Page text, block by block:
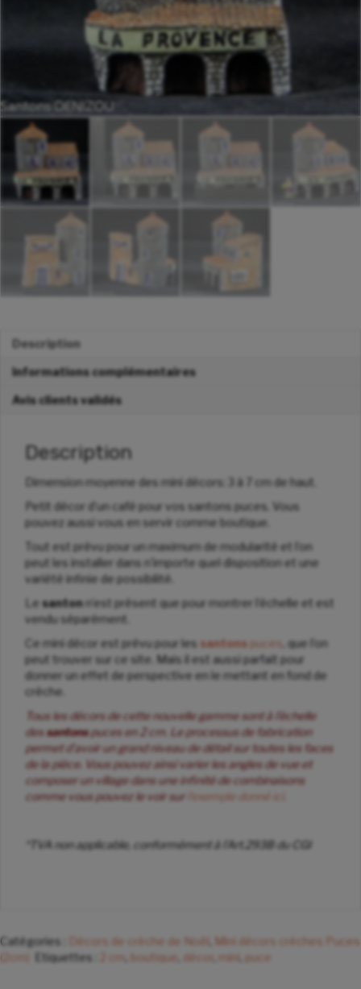
Description
Informations complémentaires
Avis clients validés
Description
Dimension moyenne des mini décors: 3 à 7 cm de haut.
Petit décor d’un café pour vos santons puces. Vous
pouvez aussi vous en servir comme boutique.
Tout est prévu pour un maximum de modularité et l’on
peut les installer dans n’importe quel disposition et une
variété infinie de possibilité.
Le santonn’est présent que pour montrer l’échelle et est
vendu séparément.
Ce mini décor est prévu pour les santons puces , que l’on
peut trouver sur ce site. Mais il est aussi parfait pour
donner un effet de perspective en le mettant en fond de
crèche.
Tous les décors de cette nouvelle gamme sont à l’échelle
dessantonspuces en 2 cm. Le processus de fabrication
permet d’avoir un grand niveau de détail sur toutes les faces
de la pièce. Vous pouvez ainsi varier les angles de vue et
composer un village dans une infinité de combinaisons
comme vous pouvez le voir sur l’exemple donné ici.
*TVA non applicable, conformément à l’Art.293B du CGI
Catégories : Décors de crèche de Noël
Mini décors crèches Puces
(2cm)
Etiquettes : boutique décor mini puce